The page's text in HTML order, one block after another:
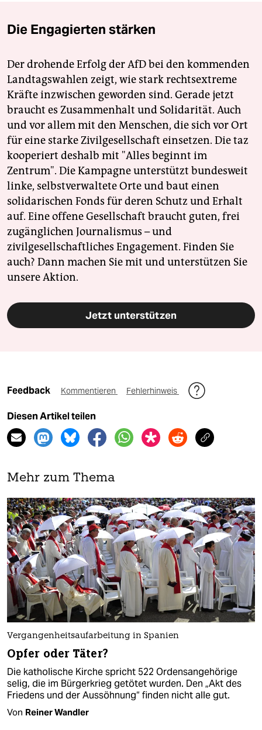
Die Engagierten stärken
Der drohende Erfolg der AfD bei den kommenden
Landtagswahlen zeigt, wie stark rechtsextreme
Kräfte inzwischen geworden sind. Gerade jetzt
braucht es Zusammenhalt und Solidarität. Auch
und vor allem mit den Menschen, die sich vor Ort
für eine starke Zivilgesellschaft einsetzen. Die taz
kooperiert deshalb mit "Alles beginnt im
Zentrum". Die Kampagne unterstützt bundesweit
linke, selbstverwaltete Orte und baut einen
solidarischen Fonds für deren Schutz und Erhalt
auf. Eine offene Gesellschaft braucht guten, frei
zugänglichen Journalismus – und
zivilgesellschaftliches Engagement. Finden Sie
auch? Dann machen Sie mit und unterstützen Sie
unsere Aktion.
Jetzt unterstützen
Feedback Kommentieren Fehlerhinweis
Diesen Artikel teilen
Mehr zum Thema
Vergangenheitsaufarbeitung in Spanien
Opfer oder Täter?
Die katholische Kirche spricht 522 Ordensangehörige
selig, die im Bürgerkrieg getötet wurden. Den „Akt des
Friedens und der Aussöhnung“ finden nicht alle gut.
Von Reiner Wandler